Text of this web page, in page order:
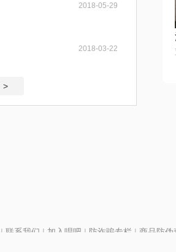
2018-05-29
2018-03-22
>
| 联系我们 | 加入唱吧 | 防诈骗专栏 | 商品防伪